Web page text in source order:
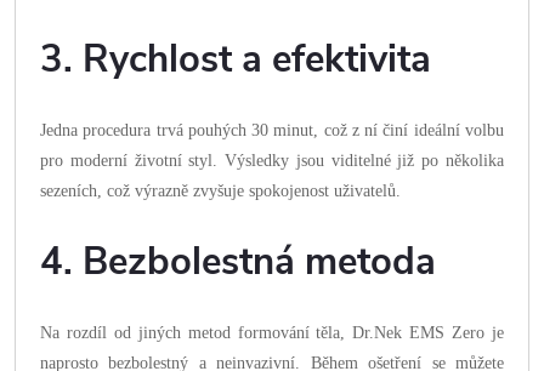
3. Rychlost a efektivita
Jedna procedura trvá pouhých 30 minut, což z ní činí ideální volbu
pro moderní životní styl. Výsledky jsou viditelné již po několika
sezeních, což výrazně zvyšuje spokojenost uživatelů.
4. Bezbolestná metoda
Na rozdíl od jiných metod formování těla, Dr.Nek EMS Zero je
naprosto bezbolestný a neinvazivní. Během ošetření se můžete